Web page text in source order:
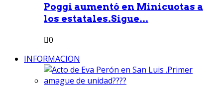
Poggi aumentó en Minicuotas a
los estatales.Sigue...
0
INFORMACION